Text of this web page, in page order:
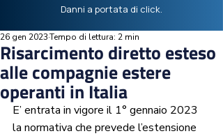
Danni a portata di click.
Risarcimento diretto esteso
alle compagnie estere
operanti in Italia
26 gen 2023Tempo di lettura: 2 min
E’ entrata in vigore il 1° gennaio 2023
la normativa che prevede l’estensione